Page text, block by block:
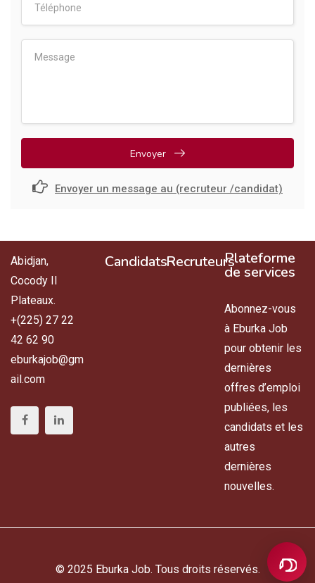
Envoyer
Envoyer un message au (recruteur /candidat)
Abidjan,
Cocody II
Plateaux.
+(225) 27 22
42 62 90
eburkajob@gm
ail.com
CandidatsRecruteursPlateforme
de services
Abonnez-vous
à Eburka Job
pour obtenir les
dernières
offres d’emploi
publiées, les
candidats et les
autres
dernières
nouvelles.
© 2025 Eburka Job. Tous droits réservés.